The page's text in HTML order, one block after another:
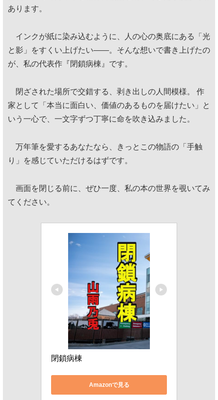
あります。
インクが紙に染み込むように、人の心の奥底にある「光
と影」をすくい上げたい——。そんな想いで書き上げたの
が、私の代表作『閉鎖病棟』です。
閉ざされた場所で交錯する、剥き出しの人間模様。 作
家として「本当に面白い、価値のあるものを届けたい」と
いう一心で、一文字ずつ丁寧に命を吹き込みました。
万年筆を愛するあなたなら、きっとこの物語の「手触
り」を感じていただけるはずです。
画面を閉じる前に、ぜひ一度、私の本の世界を覗いてみ
てください。
閉鎖病棟
Amazonで見る